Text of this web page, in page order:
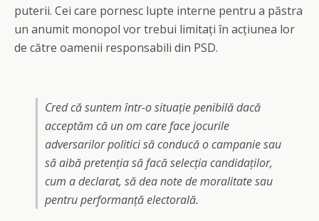
puterii. Cei care pornesc lupte interne pentru a păstra
un anumit monopol vor trebui limitați în acțiunea lor
de către oamenii responsabili din PSD.
Cred că suntem într-o situație penibilă dacă
acceptăm că un om care face jocurile
adversarilor politici să conducă o campanie sau
să aibă pretenția să facă selecția candidaților,
cum a declarat, să dea note de moralitate sau
pentru performanță electorală.